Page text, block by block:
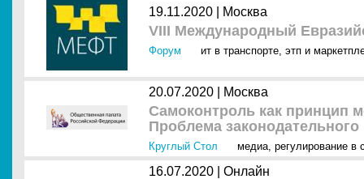
19.11.2020 | Москва
VIII Международный
Форум ит в транспорте, этп и
20.07.2020 | Москва
Самоконтроль как принцип
Проблема
Круглый Стол медиа, регулирование в
16.07.2020 | Онлайн